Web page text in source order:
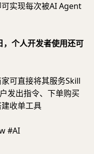
可实现每次被AI Agent
，个人开发者使用还可
可直接将其服务Skill
发出指令、下单购买
收单工具
#AI